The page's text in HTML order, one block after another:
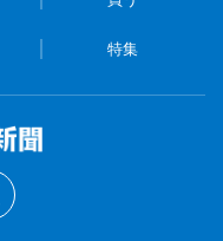
特集